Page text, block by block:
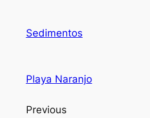
Sedimentos
Playa Naranjo
Previous